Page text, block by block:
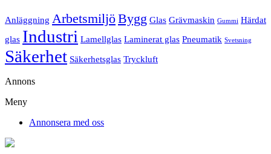
Anläggning ArbetsmiljöBygg Glas Grävmaskin Gummi Härdat
glas Industri Lamellglas Laminerat glas Pneumatik Svetsning
Säkerhet Säkerhetsglas Tryckluft
Annons
Meny
Annonsera med oss